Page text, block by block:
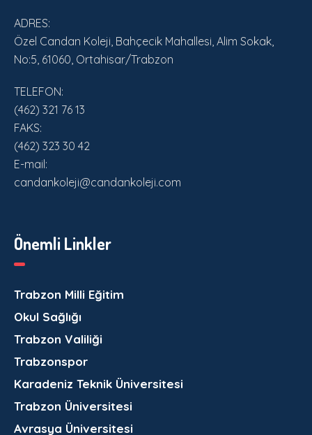
ADRES:
Özel Candan Koleji, Bahçecik Mahallesi, Alim Sokak,
No:5, 61060, Ortahisar/Trabzon
TELEFON:
(462) 321 76 13
FAKS:
(462) 323 30 42
E-mail:
candankoleji@candankoleji.com
Önemli Linkler
Trabzon Milli Eğitim
Okul Sağlığı
Trabzon Valiliği
Trabzonspor
Karadeniz Teknik Üniversitesi
Trabzon Üniversitesi
Avrasya Üniversitesi